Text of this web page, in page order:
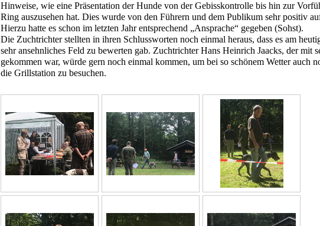
Hinweise, wie eine Präsentation der Hunde von der Gebisskontrolle bis hin zur
Ring auszusehen hat. Dies wurde von den Führern und dem Publikum sehr positiv
Hierzu hatte es schon im letzten Jahr entsprechend „Ansprache“ gegeben (Sohst).
Die Zuchtrichter stellten in ihren Schlussworten noch einmal heraus, dass es am
sehr ansehnliches Feld zu bewerten gab. Zuchtrichter Hans Heinrich Jaacks, der mit
gekommen war, würde gern noch einmal kommen, um bei so schönem Wetter auch
die Grillstation zu besuchen.